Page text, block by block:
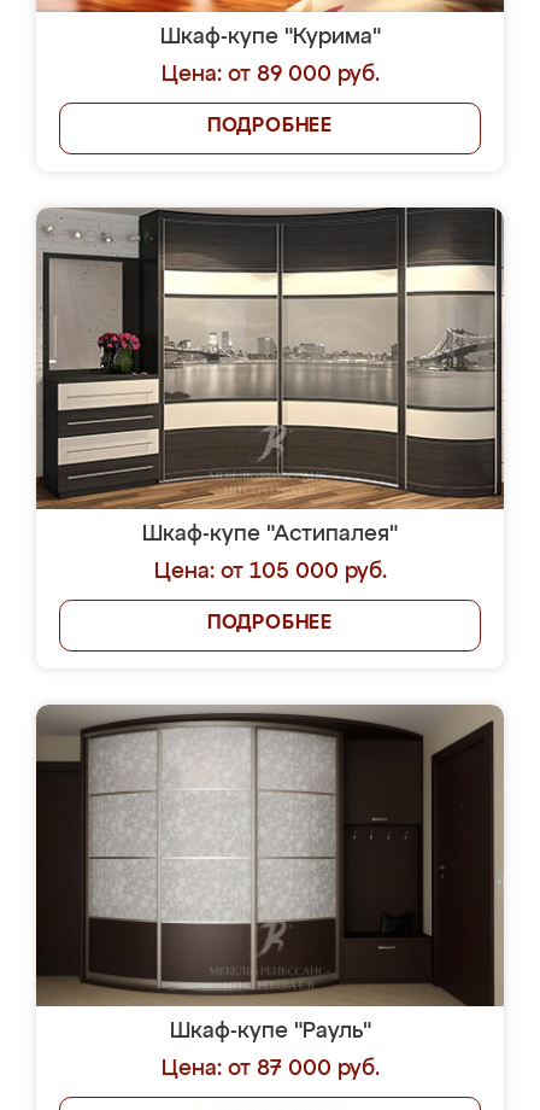
Шкаф-купе "Курима"
Цена: от 89 000 руб.
ПОДРОБНЕЕ
Шкаф-купе "Астипалея"
Цена: от 105 000 руб.
ПОДРОБНЕЕ
Шкаф-купе "Рауль"
Цена: от 87 000 руб.